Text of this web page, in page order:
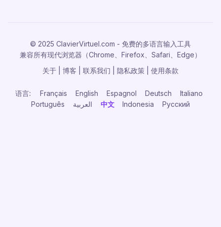
© 2025 ClavierVirtuel.com - 免费的多语言输入工具
兼容所有现代浏览器（Chrome、Firefox、Safari、Edge）
关于
博客 联系我们 隐私政策 使用条款
语言: Français English Espagnol Deutsch
Italiano
Português
中文 Indonesia Русский